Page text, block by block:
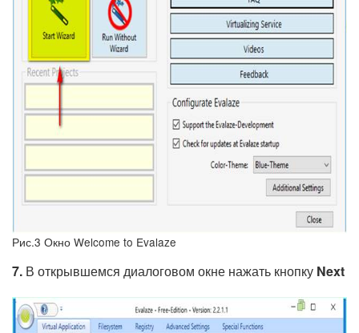
Рис.3 Окно Welcome to Evalaze
7. В открывшемся диалоговом окне нажать кнопку Next